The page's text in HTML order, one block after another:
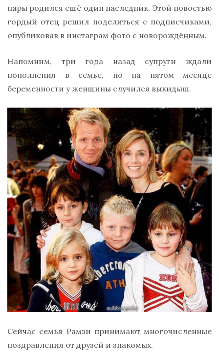
пары родился ещё один наследник. Этой новостью
гордый отец решил поделиться с подписчиками,
опубликовав в инстаграм фото с новорождённым.
Напомним, три года назад супруги ждали
пополнения в семье, но на пятом месяце
беременности у женщины случился выкидыш.
Сейчас семья Рамзи принимают многочисленные
поздравления от друзей и знакомых.